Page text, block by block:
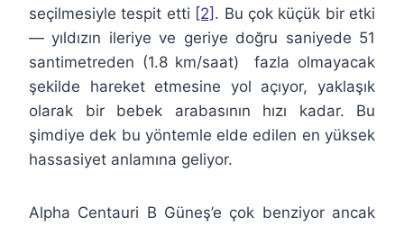
seçilmesiyle tespit etti [2] . Bu çok küçük bir etki
— yıldızın ileriye ve geriye doğru saniyede 51
santimetreden (1.8 km/saat) fazla olmayacak
şekilde hareket etmesine yol açıyor, yaklaşık
olarak bir bebek arabasının hızı kadar. Bu
şimdiye dek bu yöntemle elde edilen en yüksek
hassasiyet anlamına geliyor.
Alpha Centauri B Güneş’e çok benziyor ancak